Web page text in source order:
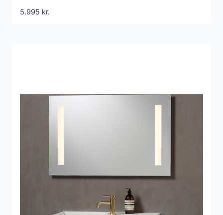
5.995 kr.